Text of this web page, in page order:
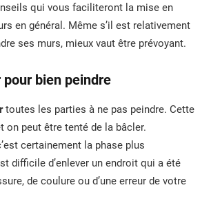
qui vous faciliteront la mise en
en général. Même s’il est relativement
ses murs, mieux vaut être prévoyant.
bien peindre
toutes les parties à ne pas peindre. Cette
on peut être tenté de la bâcler.
certainement la phase plus
difficile d’enlever un endroit qui a été
de coulure ou d’une erreur de votre